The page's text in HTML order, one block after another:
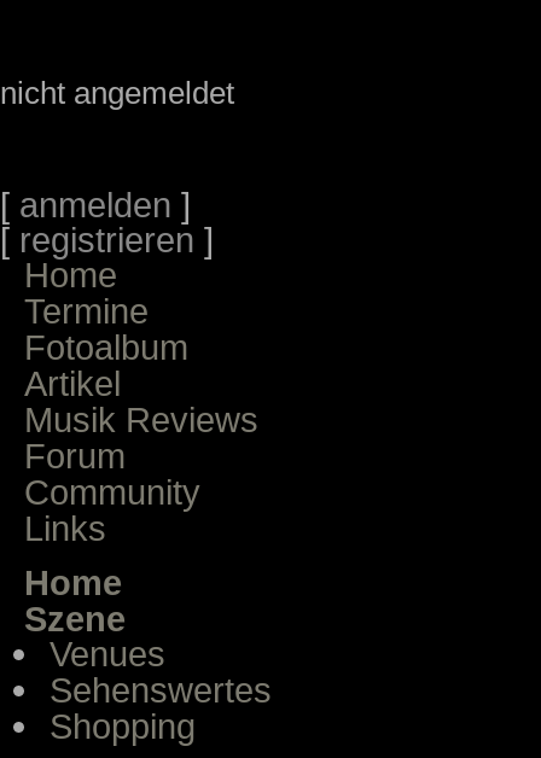
nicht angemeldet
[ anmelden ]
[ registrieren ]
Home
Termine
Fotoalbum
Artikel
Musik Reviews
Forum
Community
Links
Home
Szene
Venues
Sehenswertes
Shopping